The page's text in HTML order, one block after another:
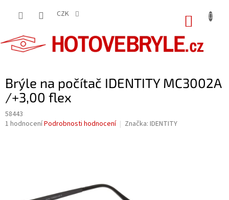
CZK
Brýle na počítač IDENTITY MC3002A
/+3,00 flex
58443
Průměrné
1 hodnoceníPodrobnosti hodnocení Značka: IDENTITY